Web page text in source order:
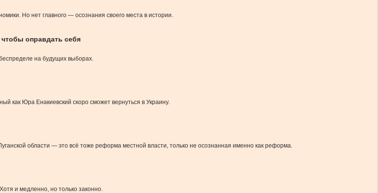
Но нет главного — осознания своего места в истории.
оправдать себя
на будущих выборах.
как Юра Енакиевский скоро сможет вернуться в Украину.
области — это всё тоже реформа местной власти, только не осознанная именно как реформа.
и медленно, но только законно.